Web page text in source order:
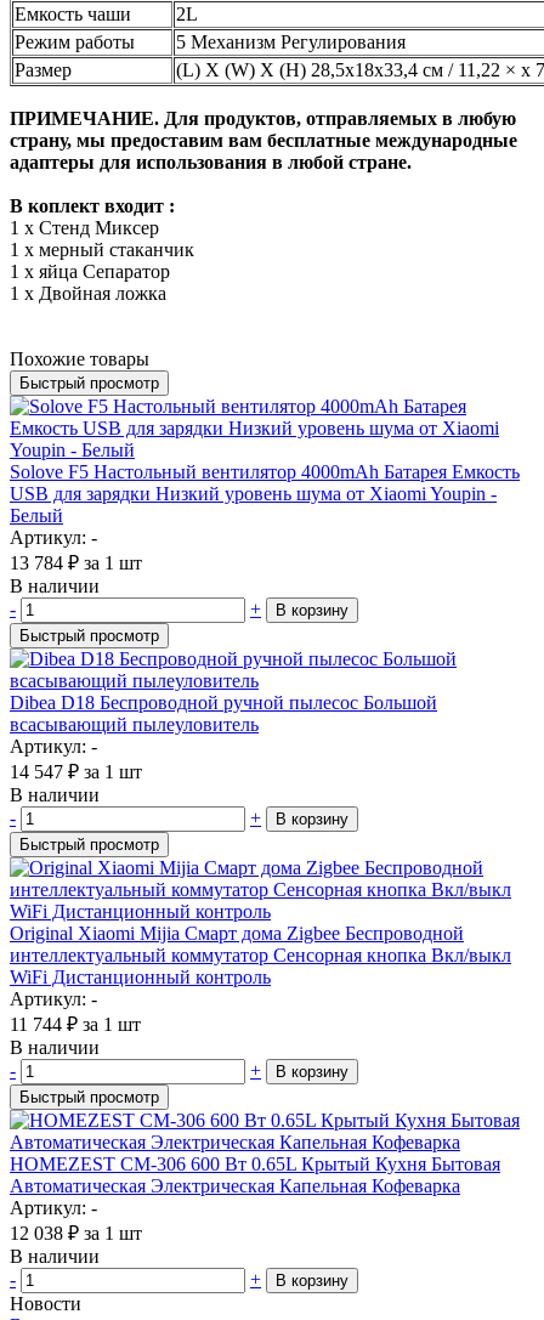
Емкость чаши
2L
Режим работы
5 Механизм Регулирования
Размер
(L) X (W) X (H) 28,5x18x33,4 см / 11,22 × x
ПРИМЕЧАНИЕ. Для продуктов, отправляемых в любую
страну, мы предоставим вам бесплатные международные
адаптеры для использования в любой стране.
В коплект входит :
1 х Стенд Миксер
1 х мерный стаканчик
1 х яйца Сепаратор
1 х Двойная ложка
Похожие товары
Быстрый просмотр
Solove F5 Настольный вентилятор 4000mAh Батарея Емкость
USB для зарядки Низкий уровень шума от Xiaomi Youpin -
Белый
Артикул: -
13 784 ₽ за 1 шт
В наличии
-
+
В корзину
Быстрый просмотр
Dibea D18 Беспроводной ручной пылесос Большой
всасывающий пылеуловитель
Артикул: -
14 547 ₽ за 1 шт
В наличии
-
+
В корзину
Быстрый просмотр
Original Xiaomi Mijia Смарт дома Zigbee Беспроводной
интеллектуальный коммутатор Сенсорная кнопка Вкл/выкл
WiFi Дистанционный контроль
Артикул: -
11 744 ₽ за 1 шт
В наличии
-
+
В корзину
Быстрый просмотр
HOMEZEST CM-306 600 Вт 0.65L Крытый Кухня Бытовая
Автоматическая Электрическая Капельная Кофеварка
Артикул: -
12 038 ₽ за 1 шт
В наличии
-
+ В корзину
Новости